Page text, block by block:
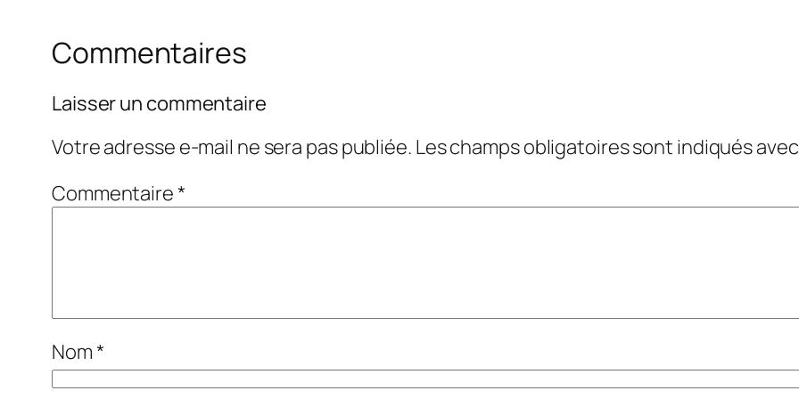
Commentaires
Laisser un commentaire
Votre adresse e-mail ne sera pas publiée. Les champs obligatoires sont indiqués
Commentaire*
Nom*